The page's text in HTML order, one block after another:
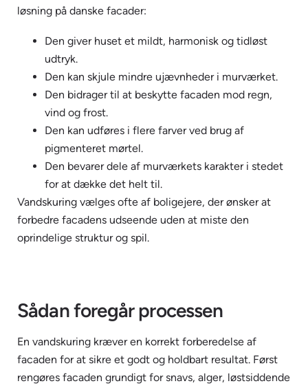
løsning på danske facader:
Den giver huset et mildt, harmonisk og tidløst
udtryk.
Den kan skjule mindre ujævnheder i murværket.
Den bidrager til at beskytte facaden mod regn,
vind og frost.
Den kan udføres i flere farver ved brug af
pigmenteret mørtel.
Den bevarer dele af murværkets karakter i stedet
for at dække det helt til.
Vandskuring vælges ofte af boligejere, der ønsker at
forbedre facadens udseende uden at miste den
oprindelige struktur og spil.
Sådan foregår processen
En vandskuring kræver en korrekt forberedelse af
facaden for at sikre et godt og holdbart resultat. Først
rengøres facaden grundigt for snavs, alger, løstsiddende